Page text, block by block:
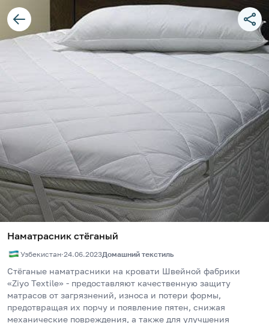
Наматрасник стёганый
Узбекистан·24.06.2023Домашний текстиль
Стёганые наматрасники на кровати Швейной фабрики
«Ziyo Textile» - предоставляют качественную защиту
матрасов от загрязнений, износа и потери формы,
предотвращая их порчу и появление пятен, снижая
механические повреждения, а также для улучшения